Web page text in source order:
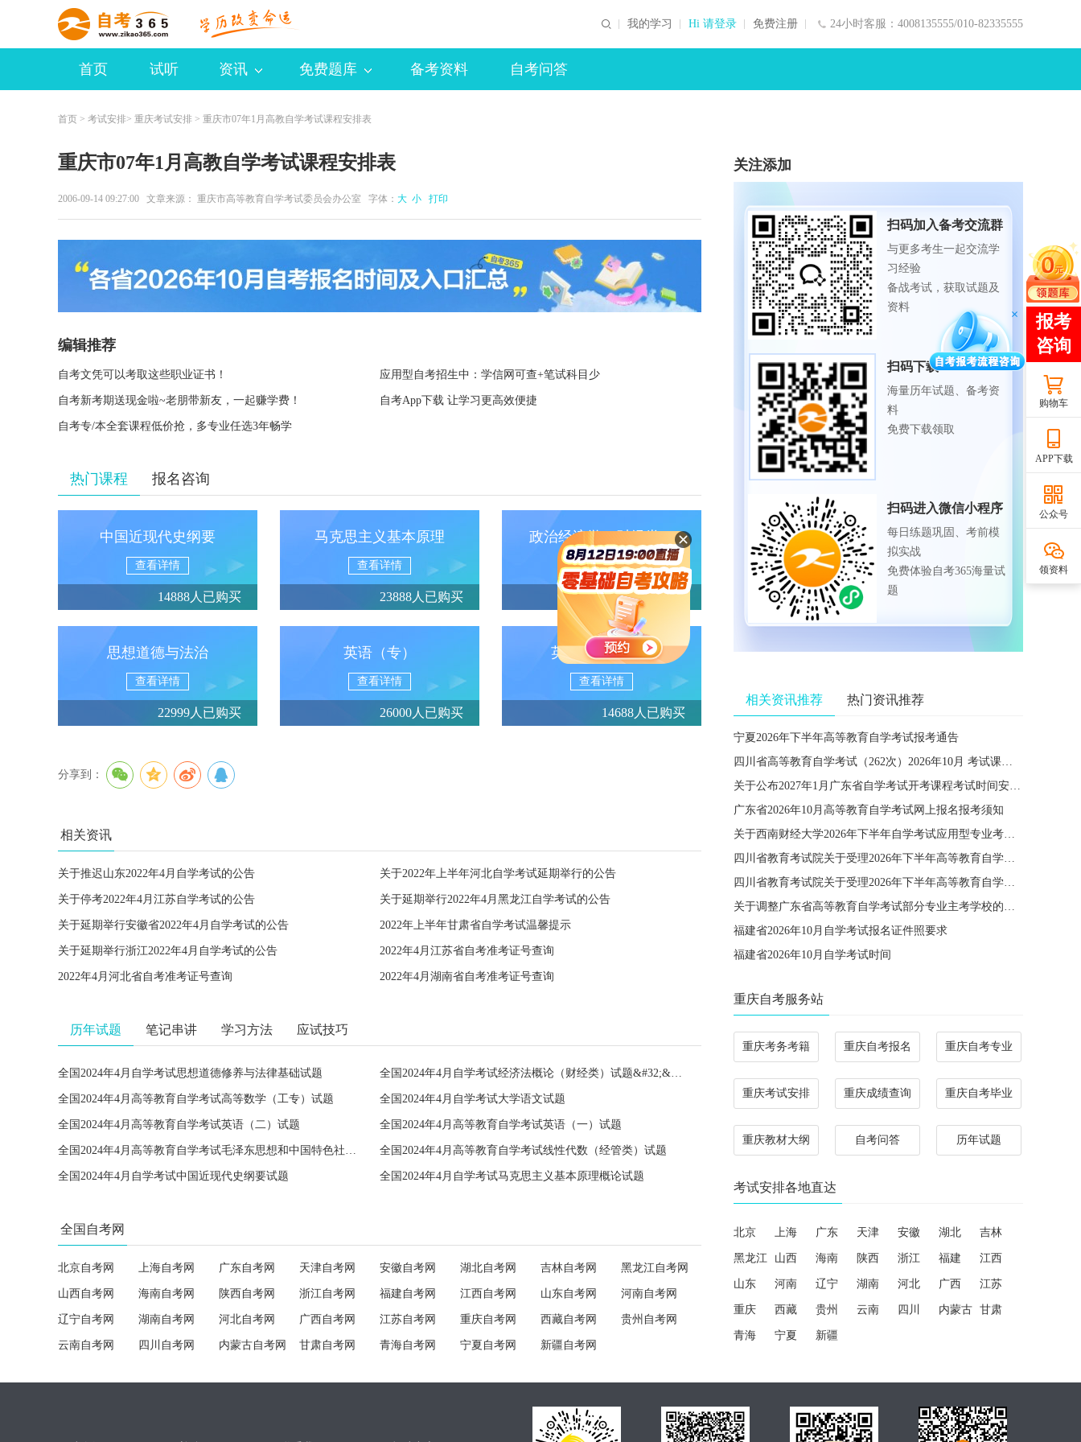
24小时客服：4008135555/010-82335555
我的学习 Hi 请登录 免费注册
首页 试听 资讯 免费题库 备考资料 自考问答
首页 > 考试安排> 重庆考试安排 > 重庆市07年1月高教自学考试课程安排表
重庆市07年1月高教自学考试课程安排表
2006-09-14 09:27:00 文章来源： 重庆市高等教育自学考试委员会办公室 字体： 大 小 打印
编辑推荐
自考文凭可以考取这些职业证书！ 应用型自考招生中：学信网可查+笔试科目少
自考新考期送现金啦~老朋带新友，一起赚学费！ 自考App下载 让学习更高效便捷
自考专/本全套课程低价抢，多专业任选3年畅学
热门课程 报名咨询
中国近现代史纲要
查看详情
14888人已购买
马克思主义基本原理
查看详情
23888人已购买
政治经济学（财经类）
查看详情
13950人已购买
思想道德与法治
查看详情
22999人已购买
英语（专）
查看详情
26000人已购买
英语（专升本）
查看详情
14688人已购买
分享到：
相关资讯
关于推迟山东2022年4月自学考试的公告 关于2022年上半年河北自学考试延期举行的公告
关于停考2022年4月江苏自学考试的公告 关于延期举行2022年4月黑龙江自学考试的公告
关于延期举行安徽省2022年4月自学考试的公告 2022年上半年甘肃省自学考试温馨提示
关于延期举行浙江2022年4月自学考试的公告 2022年4月江苏省自考准考证号查询
2022年4月河北省自考准考证号查询 2022年4月湖南省自考准考证号查询
历年试题 笔记串讲 学习方法 应试技巧
全国2024年4月自学考试思想道德修养与法律基础试题 全国2024年4月自学考试经济法概论（财经类）试题&#32;&#32;
全国2024年4月高等教育自学考试高等数学（工专）试题 全国2024年4月自学考试大学语文试题
全国2024年4月高等教育自学考试英语（二）试题 全国2024年4月高等教育自学考试英语（一）试题
全国2024年4月高等教育自学考试毛泽东思想和中国特色社会主义理论体系概论试题 全国2024年4月高等教育自学考试线性代数（经管类）试题
全国2024年4月自学考试中国近现代史纲要试题 全国2024年4月自学考试马克思主义基本原理概论试题
全国自考网
北京自考网 上海自考网 广东自考网 天津自考网 安徽自考网 湖北自考网 吉林自考网 黑龙江自考网
山西自考网 海南自考网 陕西自考网 浙江自考网 福建自考网 江西自考网 山东自考网 河南自考网
辽宁自考网 湖南自考网 河北自考网 广西自考网 江苏自考网 重庆自考网 西藏自考网 贵州自考网
云南自考网 四川自考网 内蒙古自考网 甘肃自考网 青海自考网 宁夏自考网 新疆自考网
关注添加
扫码加入备考交流群
与更多考生一起交流学
习经验
备战考试，获取试题及
资料
扫码下载APP
海量历年试题、备考资
料
免费下载领取
扫码进入微信小程序
每日练题巩固、考前模
拟实战
免费体验自考365海量试
题
相关资讯推荐 热门资讯推荐
宁夏2026年下半年高等教育自学考试报考通告
四川省高等教育自学考试（262次）2026年10月 考试课程简表
关于公布2027年1月广东省自学考试开考课程考试时间安排和使用教材的通知
广东省2026年10月高等教育自学考试网上报名报考须知
关于西南财经大学2026年下半年自学考试应用型专业考籍更改办理的通知
四川省教育考试院关于受理2026年下半年高等教育自学考试省际转考申请的通告
四川省教育考试院关于受理2026年下半年高等教育自学考试考籍更改申请的通告
关于调整广东省高等教育自学考试部分专业主考学校的通知
福建省2026年10月自学考试报名证件照要求
福建省2026年10月自学考试时间
重庆自考服务站
重庆考务考籍 重庆自考报名 重庆自考专业
重庆考试安排 重庆成绩查询 重庆自考毕业
重庆教材大纲 自考问答 历年试题
考试安排各地直达
北京 上海 广东 天津 安徽 湖北 吉林
黑龙江 山西 海南 陕西 浙江 福建 江西
山东 河南 辽宁 湖南 河北 广西 江苏
重庆 西藏 贵州 云南 四川 内蒙古 甘肃
青海 宁夏 新疆
购物车
APP下载
公众号
领资料